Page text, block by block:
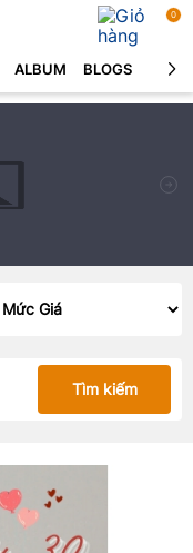
0
ALBUM BLOGS LIÊN
Tìm kiếm